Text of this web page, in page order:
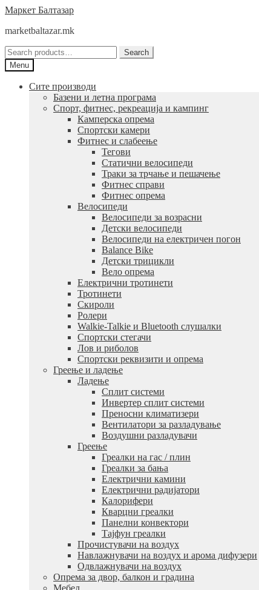
Skip
navigation
Skip
content
Маркет Балтазар
marketbaltazar.mk
Search
for:
Search
Menu
Сите производи
Базени и летна програма
Спорт, фитнес, рекреација и кампинг
Камперска опрема
Спортски камери
Фитнес и слабеење
Тегови
Статични велосипеди
Траки за трчање и пешачење
Фитнес справи
Фитнес опрема
Велосипеди
Велосипеди за возрасни
Детски велосипеди
Велосипеди на електричен погон
Balance Bike
Детски трицикли
Вело опрема
Електрични тротинети
Тротинети
Скироли
Ролери
Walkie-Talkie и Bluetooth слушалки
Спортски стегачи
Лов и риболов
Спортски реквизити и опрема
Греење и ладење
Ладење
Сплит системи
Инвертер сплит системи
Преносни климатизери
Вентилатори за разладување
Воздушни разладувачи
Греење
Греалки на гас / плин
Греалки за бања
Електрични камини
Електрични радијатори
Калорифери
Кварцни греалки
Панелни конвектори
Тајфун греалки
Прочистувачи на воздух
Навлажнувачи на воздух и арома дифузери
Одвлажнувачи на воздух
Опрема за двор, балкон и градина
Мебел